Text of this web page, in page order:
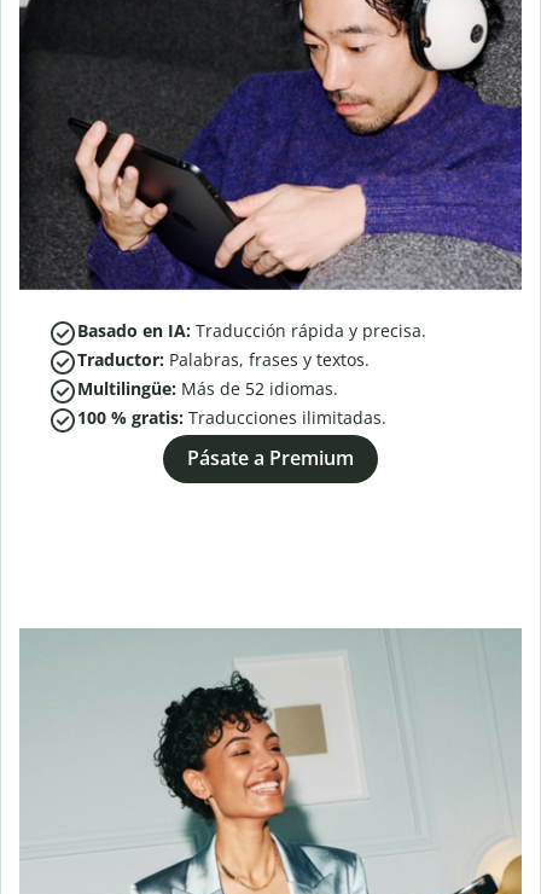
Basado en IA: Traducción rápida y precisa.
Traductor: Palabras, frases y textos.
Multilingüe: Más de 52 idiomas.
100 % gratis: Traducciones ilimitadas.
Pásate a Premium